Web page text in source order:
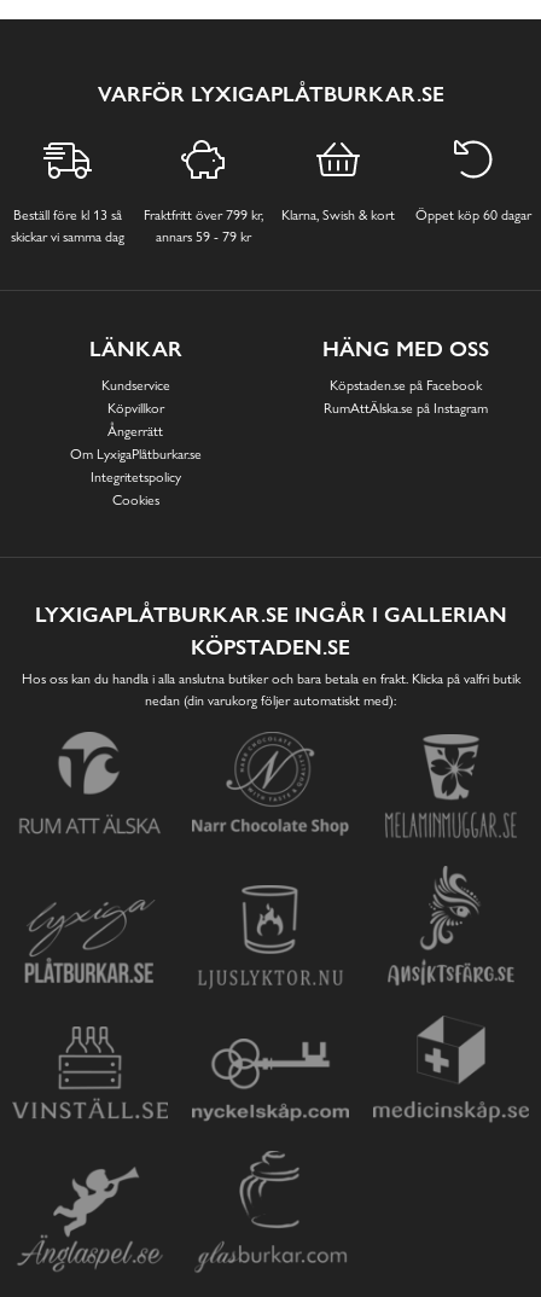
VARFÖR LYXIGAPLÅTBURKAR.SE
Beställ före kl 13 så
skickar vi samma dag
Fraktfritt över 799 kr,
annars 59 - 79 kr
Klarna, Swish & kort Öppet köp 60 dagar
LÄNKAR
Kundservice
Köpvillkor
Ångerrätt
Om LyxigaPlåtburkar.se
Integritetspolicy
Cookies
HÄNG MED OSS
Köpstaden.se på Facebook
RumAttÄlska.se på Instagram
LYXIGAPLÅTBURKAR.SE INGÅR I GALLERIAN
KÖPSTADEN.SE
Hos oss kan du handla i alla anslutna butiker och bara betala en frakt. Klicka på valfri butik
nedan (din varukorg följer automatiskt med):